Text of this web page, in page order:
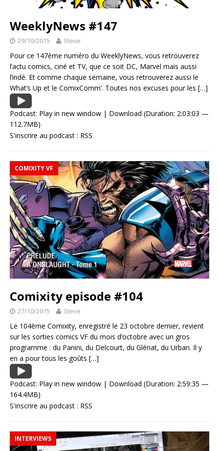
WeeklyNews #147
29/10/2015 Steve
Pour ce 147ème numéro du WeeklyNews, vous retrouverez
l’actu comics, ciné et TV, que ce soit DC, Marvel mais aussi
l’indé. Et comme chaque semaine, vous retrouverez aussi le
What’s Up et le ComixComm’. Toutes nos excuses pour les […]
Podcast: Play in new window | Download (Duration: 2:03:03 —
112.7MB)
S'inscrire au podcast : RSS
COMIXITY VF
Comixity episode #104
27/10/2015 Steve
Le 104ème Comixity, enregistré le 23 octobre dernier, revient
sur les sorties comics VF du mois d’octobre avec un gros
programme : du Panini, du Delcourt, du Glénat, du Urban. Il y
en a pour tous les goûts […]
Podcast: Play in new window | Download (Duration: 2:59:35 —
164.4MB)
S'inscrire au podcast : RSS
INTERVIEWS